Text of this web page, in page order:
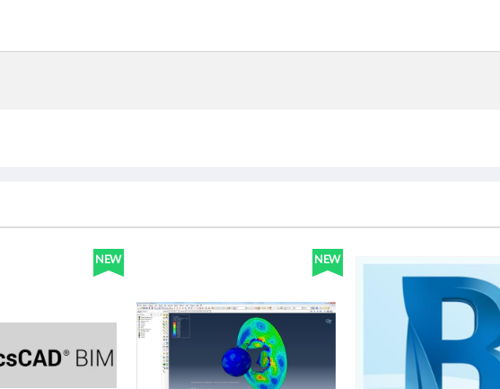
NEW NEW